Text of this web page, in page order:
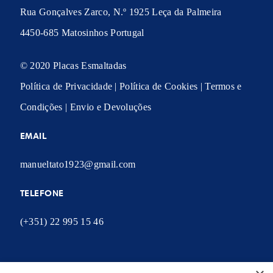
Rua Gonçalves Zarco, N.º 1925 Leça da Palmeira
4450-685 Matosinhos Portugal
© 2020 Placas Esmaltadas
Política de Privacidade |Política de Cookies |Termos e
Condições | Envio e Devoluções
EMAIL
manueltato1923@gmail.com
TELEFONE
(+351) 22 995 15 46